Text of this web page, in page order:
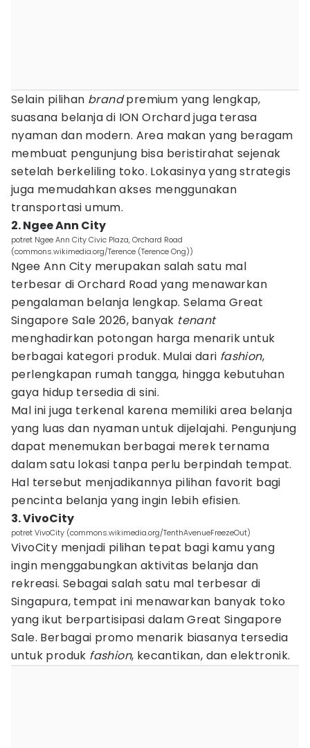
Selain pilihan brandpremium yang lengkap,
suasana belanja di ION Orchard juga terasa
nyaman dan modern. Area makan yang beragam
membuat pengunjung bisa beristirahat sejenak
setelah berkeliling toko. Lokasinya yang strategis
juga memudahkan akses menggunakan
transportasi umum.
2. Ngee Ann City
potret Ngee Ann City Civic Plaza, Orchard Road
(commons.wikimedia.org/Terence (Terence Ong))
Ngee Ann City merupakan salah satu mal
terbesar di Orchard Road yang menawarkan
pengalaman belanja lengkap. Selama Great
Singapore Sale 2026, banyak tenant
menghadirkan potongan harga menarik untuk
berbagai kategori produk. Mulai dari fashion,
perlengkapan rumah tangga, hingga kebutuhan
gaya hidup tersedia di sini.
Mal ini juga terkenal karena memiliki area belanja
yang luas dan nyaman untuk dijelajahi. Pengunjung
dapat menemukan berbagai merek ternama
dalam satu lokasi tanpa perlu berpindah tempat.
Hal tersebut menjadikannya pilihan favorit bagi
pencinta belanja yang ingin lebih efisien.
3. VivoCity
potret VivoCity (commons.wikimedia.org/TenthAvenueFreezeOut)
VivoCity menjadi pilihan tepat bagi kamu yang
ingin menggabungkan aktivitas belanja dan
rekreasi. Sebagai salah satu mal terbesar di
Singapura, tempat ini menawarkan banyak toko
yang ikut berpartisipasi dalam Great Singapore
Sale. Berbagai promo menarik biasanya tersedia
untuk produk fashion, kecantikan, dan elektronik.